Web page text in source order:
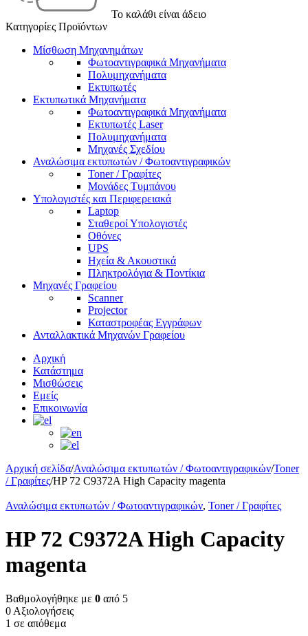
Το καλάθι είναι άδειο
Κατηγορίες Προϊόντων
Μίσθωση Μηχανημάτων
Φωτοαντιγραφικά Μηχανήματα
Πολυμηχανήματα
Εκτυπωτές
Εκτυπωτικά Μηχανήματα
Φωτοαντιγραφικά Μηχανήματα
Εκτυπωτές Laser
Πολυμηχανήματα
Μηχανές Σχεδίου
Αναλώσιμα εκτυπωτών / Φωτοαντιγραφικών
Toner / Γραφίτες
Μονάδες Τυμπάνου
Υπολογιστές και Περιφερειακά
Laptop
Σταθεροί Υπολογιστές
Οθόνες
UPS
Ηχεία & Ακουστικά
Πληκτρολόγια & Ποντίκια
Μηχανές Γραφείου
Scanner
Projector
Καταστροφέας Εγγράφων
Ανταλλακτικά Μηχανών Γραφείου
Αρχική
Κατάστημα
Μισθώσεις
Εμείς
Επικοινωνία
Αρχική σελίδα/Αναλώσιμα εκτυπωτών / Φωτοαντιγραφικών/Toner
/ Γραφίτες/HP 72 C9372A High Capacity magenta
Αναλώσιμα εκτυπωτών / Φωτοαντιγραφικών, Toner / Γραφίτες
HP 72 C9372A High Capacity
magenta
Βαθμολογήθηκε με 0 από 5
0 Αξιολογήσεις
1 σε απόθεμα